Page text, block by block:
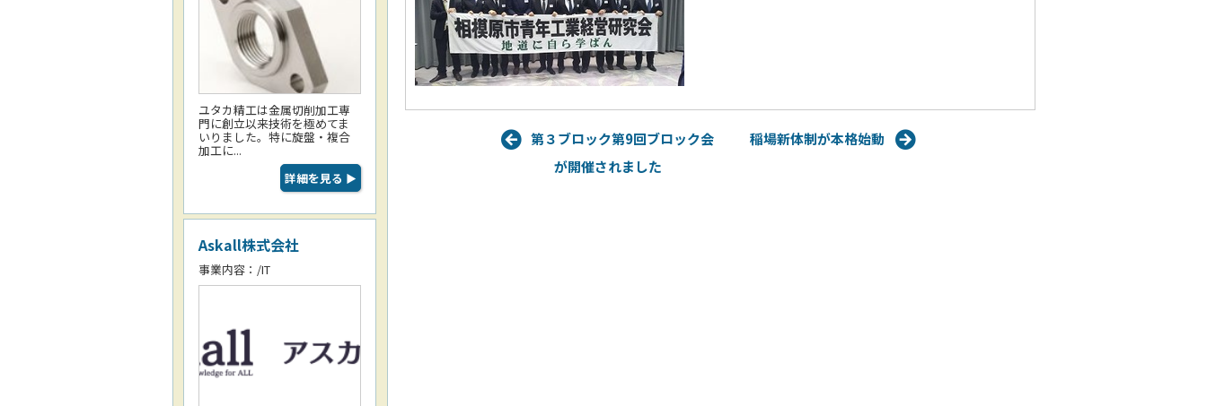
ユタカ精工は金属切削加工専
門に創立以来技術を極めてま
いりました。特に旋盤・複合
加工に...
詳細を見る ▶
Askall株式会社
事業内容：/IT
第３ブロック第9回ブロック会
が開催されました
稲場新体制が本格始動